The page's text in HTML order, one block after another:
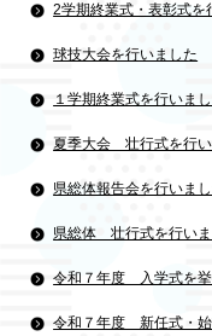
2学期終業式・表彰式を
球技大会を行いました
１学期終業式を行いま
夏季大会 壮行式を行い
県総体報告会を行いま
県総体 壮行式を行いま
令和７年度 入学式を挙
令和７年度 新任式・始